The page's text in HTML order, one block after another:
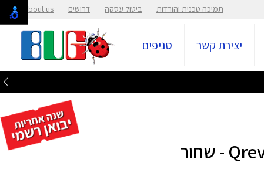
תמיכה טכנית והורדות ביטול עסקה דרושים About us
יצירת קשר סניפים